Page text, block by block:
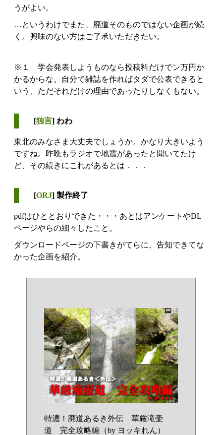
うがよい。
…というわけでまた、廃道そのものではない企画が続
く。興味のない方はご了承いただきたい。
※１ 学会発表しようものなら投稿料だけでン万円か
かるからな。自分で雑誌を作ればタダで公表できると
いう、ただそれだけの理由であったりしなくもない。
[独言] わわ
東北のみなさま大丈夫でしょうか。かなり大きいよう
ですね。昨晩もラジオで地震があったと聞いてたけ
ど、その続きにこれがあるとは．．．
[ORJ] 製作終了
pdfはひととおりできた・・・あとはアンケートやDL
ページやらの細々したこと。
ダウンロードページの下書きがてらに、告知できてな
かった企画を紹介。
特濃！廃道あるき外伝 華厳滝壷
道 完全攻略編（by ヨッキれん）